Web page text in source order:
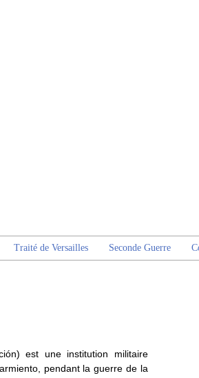
Traité de Versailles Seconde Guerre
est une institution militaire
pendant la guerre de la